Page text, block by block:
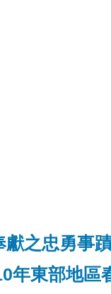
之忠勇事
年東部地